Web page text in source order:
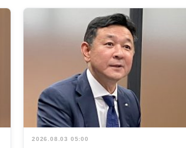
2026.08.03 05:00